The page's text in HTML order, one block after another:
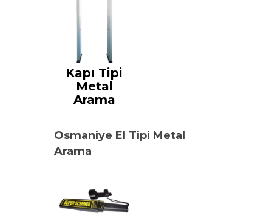
Kapı Tipi
Metal
Arama
Osmaniye El Tipi Metal
Arama